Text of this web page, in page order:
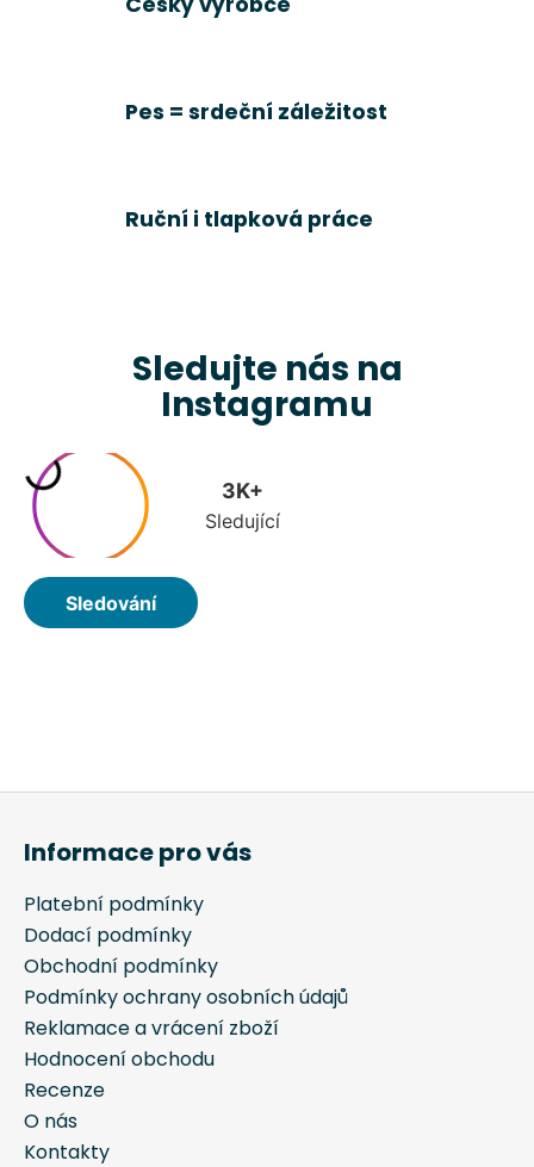
k
p
i
Pes = srdeční záležitost
Ruční i tlapková práce
Sledujte nás na
Instagramu
Z
Informace pro vás
Platební podmínky
Dodací podmínky
Obchodní podmínky
Podmínky ochrany osobních údajů
Reklamace a vrácení zboží
Hodnocení obchodu
Recenze
O nás
Kontakty